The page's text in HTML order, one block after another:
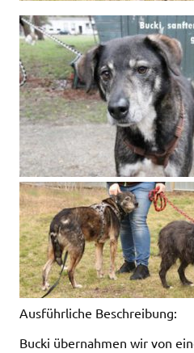
Ausführliche Beschreibung:
Bucki übernahmen wir von